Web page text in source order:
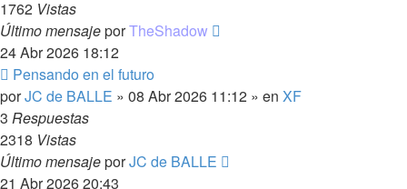
1762 Vistas
Último mensajeporTheShadow
24 Abr 2026 18:12
Nuevo
mensaje
Pensando en el futuro
porJC de BALLE » 08 Abr 2026 11:12 » en XF
3 Respuestas
2318 Vistas
Último mensajeporJC de BALLE
21 Abr 2026 20:43